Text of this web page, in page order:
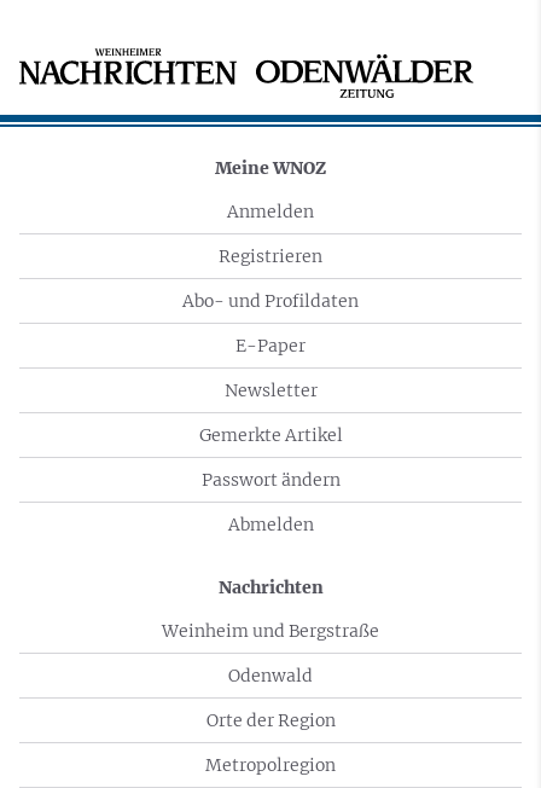
Meine WNOZ
Anmelden
Registrieren
Abo- und Profildaten
E-Paper
Newsletter
Gemerkte Artikel
Passwort ändern
Abmelden
Nachrichten
Weinheim und Bergstraße
Odenwald
Orte der Region
Metropolregion